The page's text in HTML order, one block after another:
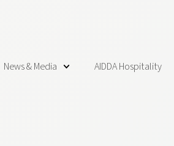
News & Media AIDDA Hospitality